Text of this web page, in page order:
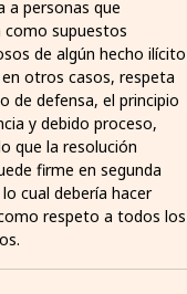
a personas que
como supuestos
de algún hecho ilícito
otros casos, respeta
de defensa, el principio
y debido proceso,
que la resolución
firme en segunda
cual debería hacer
respeto a todos los